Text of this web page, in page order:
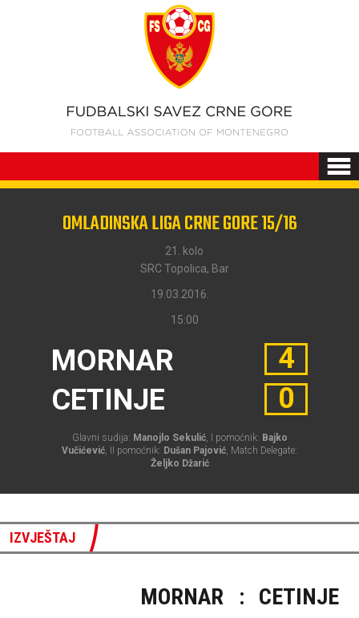
OMLADINSKA LIGA CRNE GORE 15/16
21. kolo
SRC Topolica, Bar
19.03.2016.
15:00
MORNAR
CETINJE
4
0
Glavni sudija: Manojlo Sekulić, I pomoćnik: Bajko
Vučićević, II pomoćnik: Dušan Pajović, Match Delegate:
Željko Džarić
IZVJEŠTAJ
MORNAR : CETINJE